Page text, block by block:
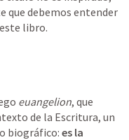
debemos entender
libro.
euangelion, que
de la Escritura, un
biográfico: es la